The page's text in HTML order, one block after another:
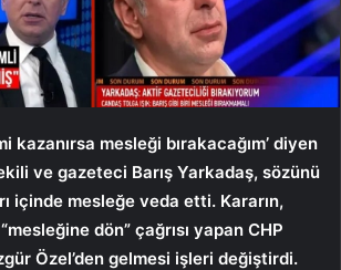
kazanırsa mesleği bırakacağım’ diyen
ve gazeteci Barış Yarkadaş, sözünü
içinde mesleğe veda etti. Kararın,
dön” çağrısı yapan CHP
Özel’den gelmesi işleri değiştirdi.